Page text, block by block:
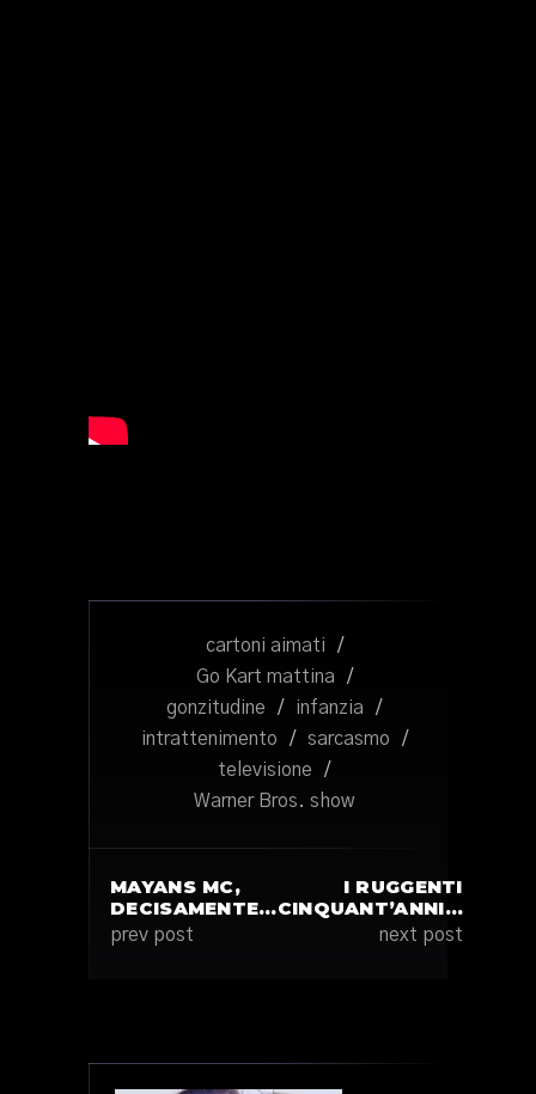
cartoni aimati
/
Go Kart mattina
/
gonzitudine
/ infanzia
/
intrattenimento
/ sarcasmo
/
televisione
/
Warner Bros. show
MAYANS MC,
DECISAMENTE…
prev post
I RUGGENTI
CINQUANT’ANNI…
next post